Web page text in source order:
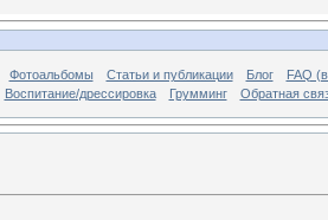
Фотоальбомы Статьи и публикации Блог
FAQ
Воспитание/дрессировка
Грумминг Обратная